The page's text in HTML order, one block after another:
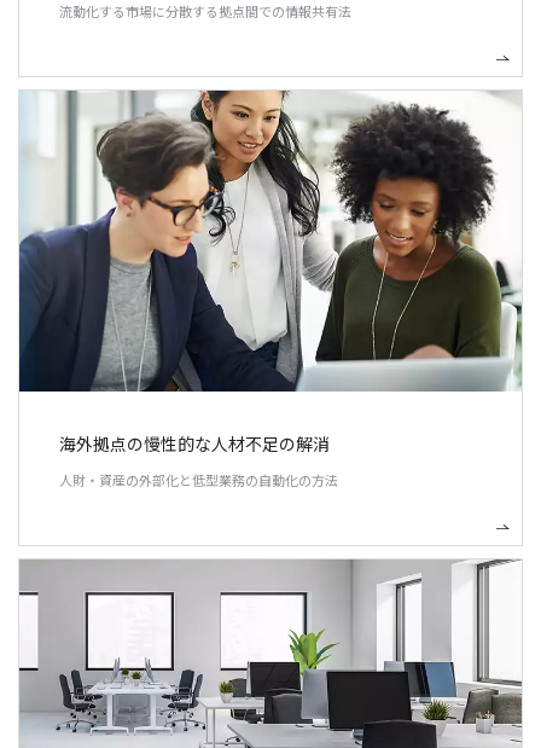
流動化する市場に分散する拠点間での情報共有法
海外拠点の慢性的な人材不足の解消
人財・資産の外部化と低型業務の自動化の方法